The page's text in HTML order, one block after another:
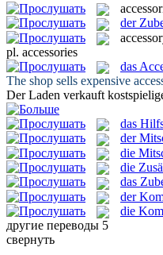
der
pl. accessories
das
The shop sells expensive
Der Laden verkauft
das
der
die
die
das
der
die
другие переводы 5
свернуть